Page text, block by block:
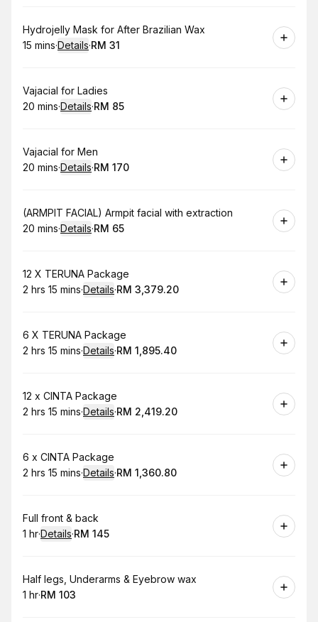
Book
Hydrojelly Mask for After Brazilian Wax
.Duration:
15 mins·Details·
.Price
RM 31
Book
Vajacial for Ladies
.Duration:
20 mins·Details·
.Price
RM 85
Book
Vajacial for Men
.Duration:
20 mins·Details·
.Price:
RM 170
Book
(ARMPIT FACIAL) Armpit facial with extraction
.Duration:
20 mins·Details·
.Price
RM 65
Book
12 X TERUNA Package
. Duration:
2 hrs 15 mins·Details·
.Price:
RM 3,379.20
Book
6 X TERUNA Package
. Duration:
2 hrs 15 mins·Details·
.Price:
RM 1,895.40
Book
12 x CINTA Package
. Duration:
2 hrs 15 mins·Details·
.Price:
RM 2,419.20
Book
6 x CINTA Package
. Duration:
2 hrs 15 mins·Details·
.Price:
RM 1,360.80
Book
Full front & back
. Duration:
1 hr·Details·
.Price:
RM 145
Book
Half legs, Underarms & Eyebrow wax
. Duration
1 hr·
.Price:
RM 103